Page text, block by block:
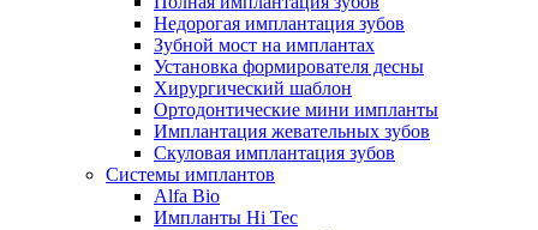
Недорогая имплантация зубов
Зубной мост на имплантах
Установка формирователя десны
Хирургический шаблон
Ортодонтические мини импланты
Имплантация жевательных зубов
Скуловая имплантация зубов
Системы имплантов
Alfa Bio
Импланты Hi Tec